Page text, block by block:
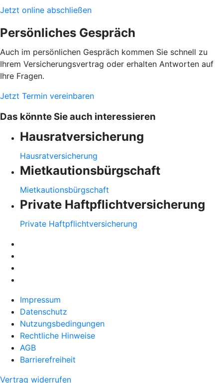
Jetzt online abschließen
Persönliches Gespräch
Auch im persönlichen Gespräch kommen Sie schnell zu
Ihrem Versicherungsvertrag oder erhalten Antworten auf
Ihre Fragen.
Jetzt Termin vereinbaren
Das könnte Sie auch interessieren
Hausratversicherung
Hausratversicherung
Mietkautionsbürgschaft
Mietkautionsbürgschaft
Private Haftpflichtversicherung
Private Haftpflichtversicherung
Impressum
Datenschutz
Nutzungsbedingungen
Rechtliche Hinweise
AGB
Barrierefreiheit
Vertrag widerrufen